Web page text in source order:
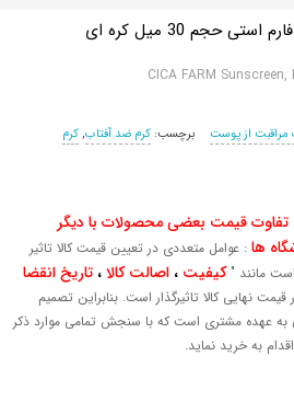
حجم 30 میل کره ای
CICA FARM
از پوست برچسب: کرم ضد آفتاب,کرم
قیمت بعضی محصولات با دیگر
ها : عوامل متعددی در تعیین قیمت کالا تاثیر
مانند "کیفیت ، اصالت کالا، تاریخ انقضا
قیمت نهایی کالا تاثیرگذار است. بنابراین تصمیم
به عهده مشتری است که با سنجش تمامی موارد ذکر
به خرید نماید.